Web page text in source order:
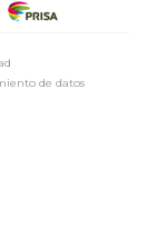
de datos